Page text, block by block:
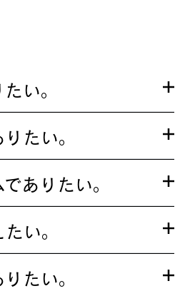
い。
たい。
ありたい。
い。
たい。